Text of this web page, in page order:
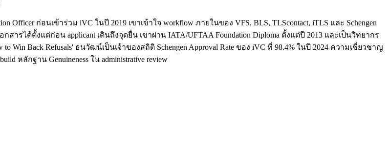
Officer ก่อนเข้าร่วม iVC ในปี 2019 เขาเข้าใจ workflow ภายในของ VFS, BLS, TLScontact, iTLS และ Schengen
ารได้ตั้งแต่ก่อน applicant เดินถึงจุดยื่น เขาผ่าน IATA/UFTAA Foundation Diploma ตั้งแต่ปี 2013 และเป็นวิทยากร
to Win Back Refusals' ธนวัฒน์เป็นเจ้าของสถิติ Schengen Approval Rate ของ iVC ที่ 98.4% ในปี 2024 ความเชี่ยวชาญ
หลักฐาน Genuineness ใน administrative review